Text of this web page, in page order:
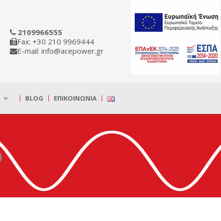
2109966555
Fax: +30 210 9969444
E-mail: info@acepower.gr
BLOG ΕΠΙΚΟΙΝΩΝΊΑ